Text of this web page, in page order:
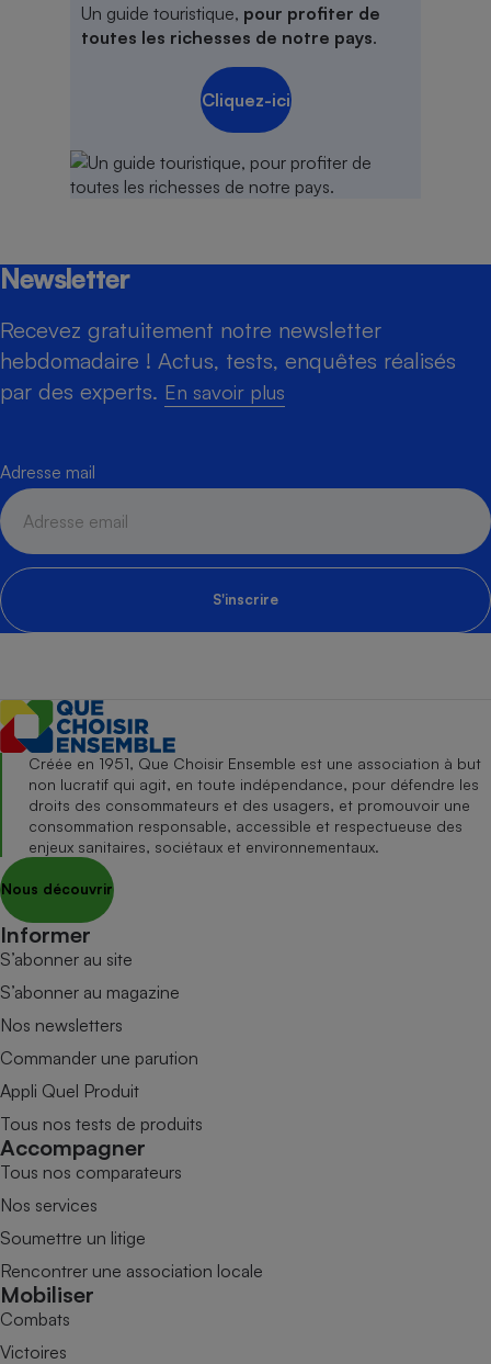
Un guide touristique, pour profiter de
toutes les richesses de notre pays.
Cliquez-ici
Newsletter
Recevez gratuitement notre newsletter
hebdomadaire ! Actus, tests, enquêtes réalisés
par des experts. En savoir plus
Adresse mail
S'inscrire
Créée en 1951, Que Choisir Ensemble est une association à but
non lucratif qui agit, en toute indépendance, pour défendre les
droits des consommateurs et des usagers, et promouvoir une
consommation responsable, accessible et respectueuse des
enjeux sanitaires, sociétaux et environnementaux.
Nous découvrir
Informer
S’abonner au site
S’abonner au magazine
Nos newsletters
Commander une parution
Appli Quel Produit
Tous nos tests de produits
Accompagner
Tous nos comparateurs
Nos services
Soumettre un litige
Rencontrer une association locale
Mobiliser
Combats
Victoires